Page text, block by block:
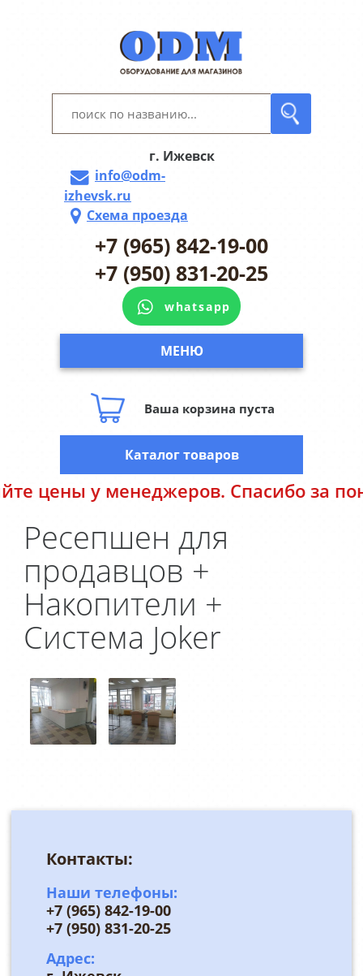
г. Ижевск
info@odm-
izhevsk.ru
Схема проезда
+7 (965) 842-19-00
+7 (950) 831-20-25
whatsapp
МЕНЮ
Ваша корзина пуста
у менеджеров. Спасибо за
Каталог товаров
Ресепшен для
продавцов +
Накопители +
Система Joker
Контакты:
Наши телефоны:
+7 (965) 842-19-00
+7 (950) 831-20-25
Адрес: